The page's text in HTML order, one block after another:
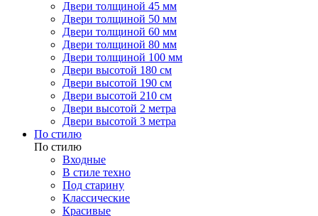
Двери толщиной 45 мм
Двери толщиной 50 мм
Двери толщиной 60 мм
Двери толщиной 80 мм
Двери толщиной 100 мм
Двери высотой 180 см
Двери высотой 190 см
Двери высотой 210 см
Двери высотой 2 метра
Двери высотой 3 метра
По стилю
По стилю
Входные
В стиле техно
Под старину
Классические
Красивые